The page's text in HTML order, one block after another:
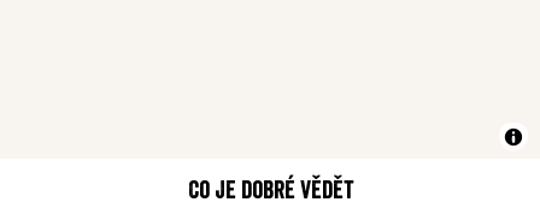
Co je dobré vědět